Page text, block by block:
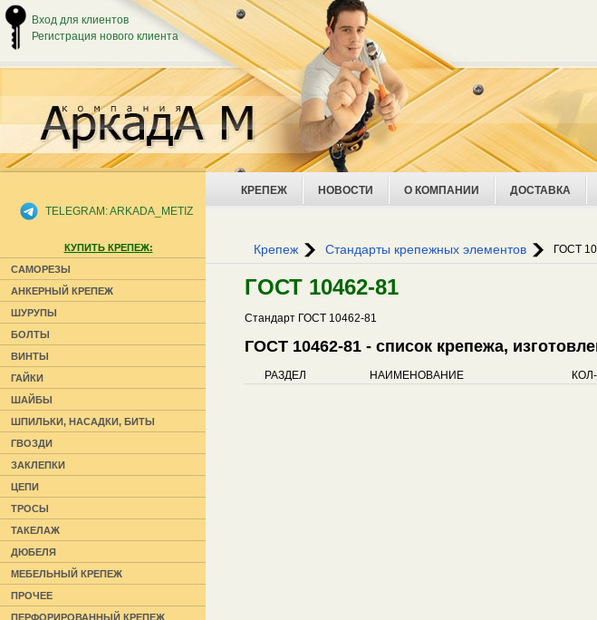
КРЕПЕЖ НОВОСТИ О КОМПАНИИ ДОСТАВКА
Крепеж Стандарты крепежных элементов ГОСТ
ГОСТ 10462-81
Стандарт ГОСТ 10462-81
ГОСТ 10462-81 - список крепежа,
РАЗДЕЛ НАИМЕНОВАНИЕ
TELEGRAM: ARKADA_METIZ
КУПИТЬ КРЕПЕЖ:
САМОРЕЗЫ
АНКЕРНЫЙ КРЕПЕЖ
ШУРУПЫ
БОЛТЫ
ВИНТЫ
ГАЙКИ
ШАЙБЫ
ШПИЛЬКИ, НАСАДКИ, БИТЫ
ГВОЗДИ
ЗАКЛЕПКИ
ЦЕПИ
ТРОСЫ
ТАКЕЛАЖ
ДЮБЕЛЯ
МЕБЕЛЬНЫЙ КРЕПЕЖ
ПРОЧЕЕ
ПЕРФОРИРОВАННЫЙ КРЕПЕЖ
Вход для клиентов
Регистрация нового клиента